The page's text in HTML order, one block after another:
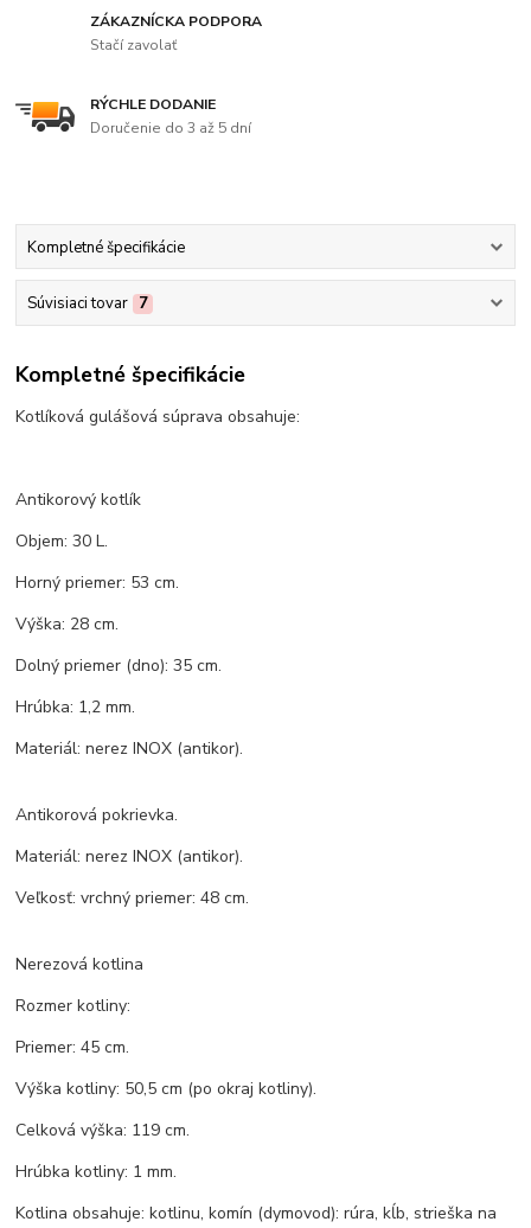
ZÁKAZNÍCKA PODPORA
Stačí zavolať
RÝCHLE DODANIE
Doručenie do 3 až 5 dní
Kompletné špecifikácie
Súvisiaci tovar 7
Kompletné špecifikácie
Kotlíková gulášová súprava obsahuje:
Antikorový kotlík
Objem: 30 L.
Horný priemer: 53 cm.
Výška: 28 cm.
Dolný priemer (dno): 35 cm.
Hrúbka: 1,2 mm.
Materiál: nerez INOX (antikor).
Antikorová pokrievka.
Materiál: nerez INOX (antikor).
Veľkosť: vrchný priemer: 48 cm.
Nerezová kotlina
Rozmer kotliny:
Priemer: 45 cm.
Výška kotliny: 50,5 cm (po okraj kotliny).
Celková výška: 119 cm.
Hrúbka kotliny: 1 mm.
Kotlina obsahuje: kotlinu, komín (dymovod): rúra, kĺb, strieška na